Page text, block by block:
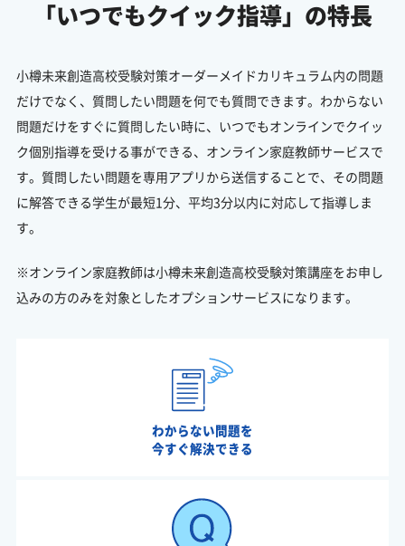
「いつでもクイック指導」の特長
小樽未来創造高校受験対策オーダーメイドカリキュラム内の問題
だけでなく、質問したい問題を何でも質問できます。わからない
問題だけをすぐに質問したい時に、いつでもオンラインでクイッ
ク個別指導を受ける事ができる、オンライン家庭教師サービスで
す。質問したい問題を専用アプリから送信することで、その問題
に解答できる学生が最短1分、平均3分以内に対応して指導しま
す。
※オンライン家庭教師は小樽未来創造高校受験対策講座をお申し
込みの方のみを対象としたオプションサービスになります。
わからない問題を
今すぐ解決できる